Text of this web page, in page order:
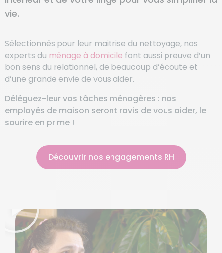
vie.
Sélectionnés pour leur maitrise du nettoyage, nos
experts du ménage à domicile font aussi preuve d’un
bon sens du relationnel, de beaucoup d’écoute et
d’une grande envie de vous aider.
Déléguez-leur vos tâches ménagères : nos
employés de maison seront ravis de vous aider, le
sourire en prime !
Découvrir nos engagements RH